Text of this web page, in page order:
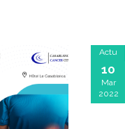
Actu
10
Mar
2022